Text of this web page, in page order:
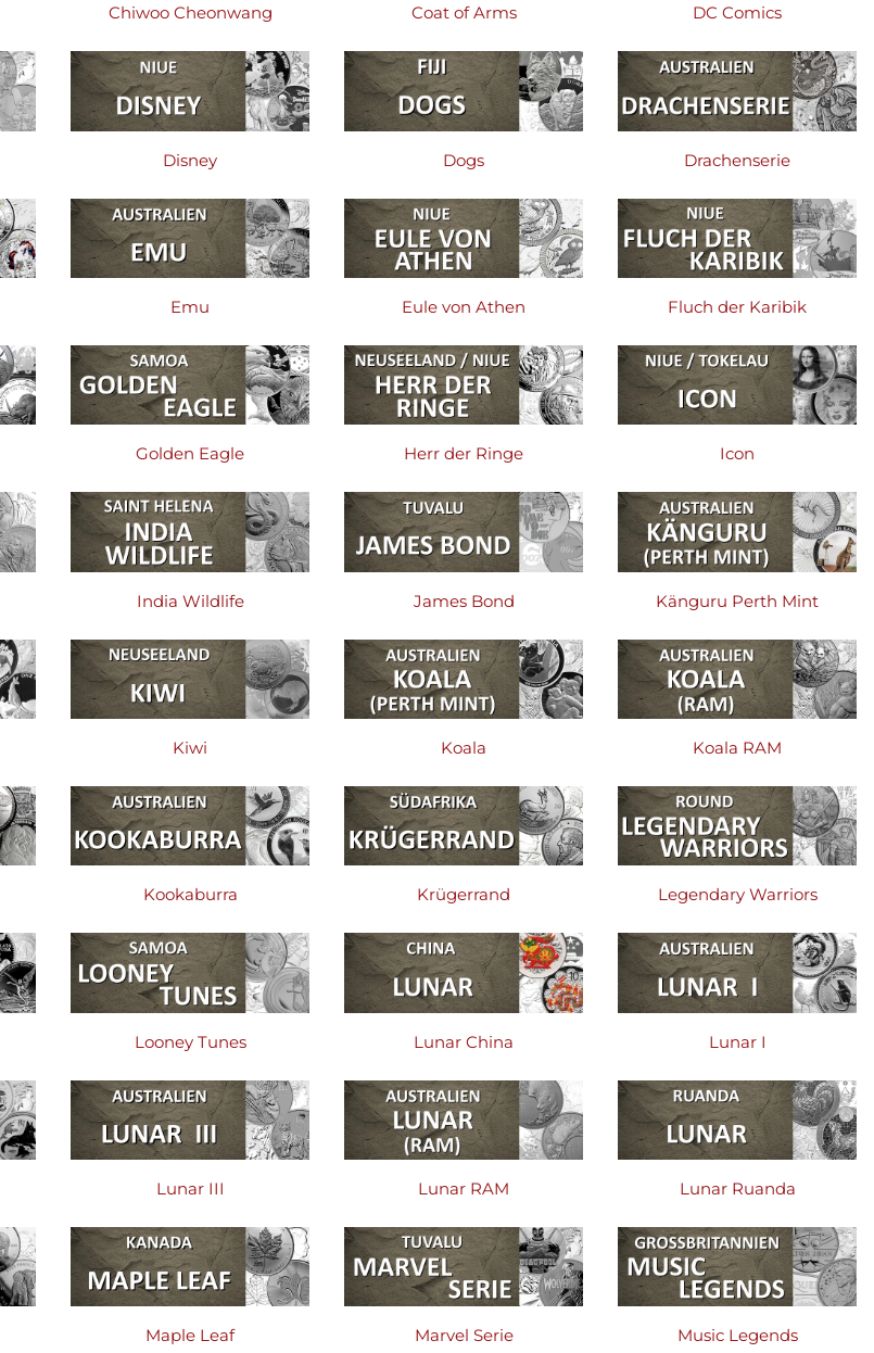
Chiwoo Cheonwang Coat of Arms DC Comics
Disney Dogs Drachenserie
Emu Eule von Athen Fluch der Karibik
Golden Eagle Herr der Ringe Icon
India Wildlife James Bond Känguru Perth Mint
Kiwi Koala Koala RAM
Kookaburra Krügerrand Legendary Warriors
Looney Tunes Lunar China Lunar I
Lunar III Lunar RAM Lunar Ruanda
Maple Leaf Marvel Serie Music Legends